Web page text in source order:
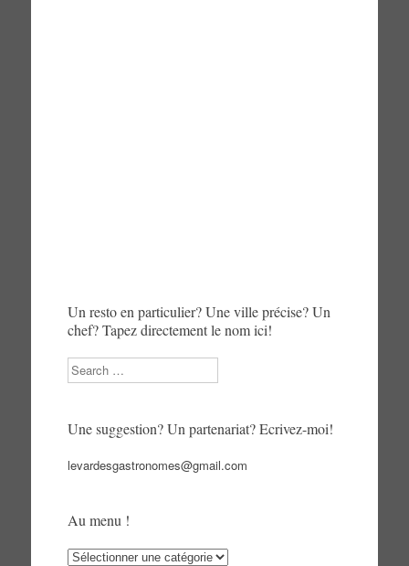
Un resto en particulier? Une ville précise? Un
chef? Tapez directement le nom ici!
Search
Une suggestion? Un partenariat? Ecrivez-moi!
levardesgastronomes@gmail.com
Au menu !
Au